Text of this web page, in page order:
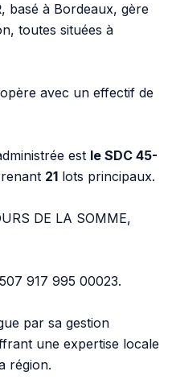
, basé à Bordeaux, gère
toutes situées à
avec un effectif de
est le SDC 45-
21 lots principaux.
DE LA SOMME,
917 995 00023.
par sa gestion
une expertise locale
région.